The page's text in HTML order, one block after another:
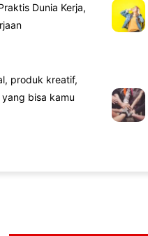
Dunia Kerja,
produk kreatif,
bisa kamu